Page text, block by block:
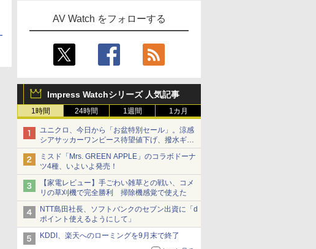
AV Watch をフォローする
Impress Watchシリーズ 人気記事
1時間 24時間 1週間 1カ月
ユニクロ、今日から「お盆特別セール」。涼感
シアサッカーワンピース待望値下げ、撥水ギア
ショーツは1990円に
ミスド「Mrs. GREEN APPLE」のコラボドーナ
ツ4種、いよいよ発売！
【家電レビュー】手ごわい雑草との戦い、コメ
リの草刈機で完全勝利 掃除機感覚で使えた
NTT島田社長、ソフトバンクのセブン出資に「d
ポイント使えるようにして」
KDDI、楽天へのローミングを9月末で終了